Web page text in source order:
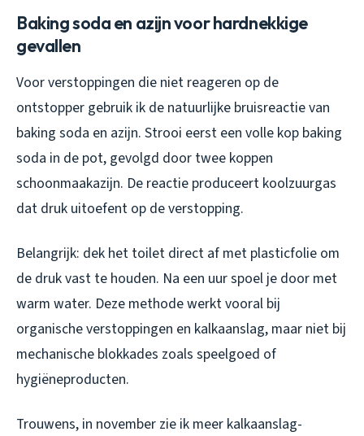
Baking soda en azijn voor hardnekkige
gevallen
Voor verstoppingen die niet reageren op de
ontstopper gebruik ik de natuurlijke bruisreactie van
baking soda en azijn. Strooi eerst een volle kop baking
soda in de pot, gevolgd door twee koppen
schoonmaakazijn. De reactie produceert koolzuurgas
dat druk uitoefent op de verstopping.
Belangrijk: dek het toilet direct af met plasticfolie om
de druk vast te houden. Na een uur spoel je door met
warm water. Deze methode werkt vooral bij
organische verstoppingen en kalkaanslag, maar niet bij
mechanische blokkades zoals speelgoed of
hygiëneproducten.
Trouwens, in november zie ik meer kalkaanslag-